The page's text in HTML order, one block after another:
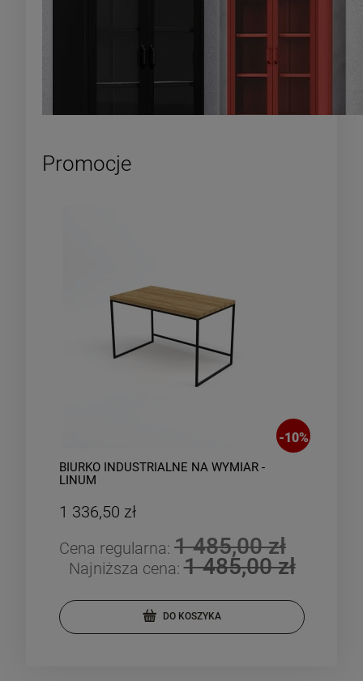
Promocje
-10%
BIURKO INDUSTRIALNE NA WYMIAR -
LINUM
1 336,50 zł
Cena regularna: 1 485,00 zł
Najniższa cena:1 485,00 zł
DO KOSZYKA